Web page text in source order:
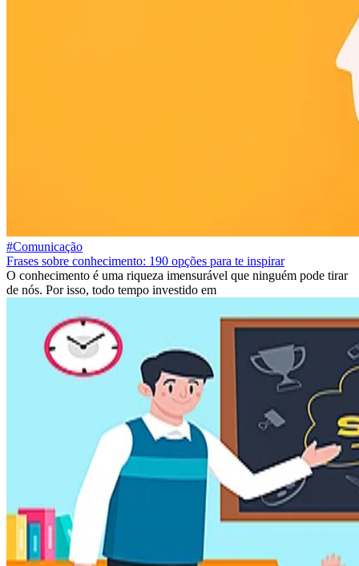
#Comunicação
Frases sobre conhecimento: 190 opções para te inspirar
O conhecimento é uma riqueza imensurável que ninguém pode tirar
de nós. Por isso, todo tempo investido em